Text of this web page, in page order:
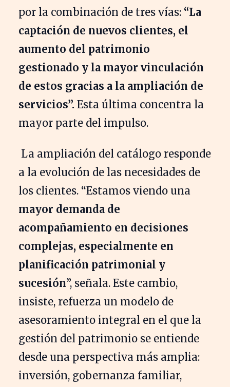
por la combinación de tres vías: “La
captación de nuevos clientes, el
aumento del patrimonio
gestionado y la mayor vinculación
de estos gracias a la ampliación de
servicios”. Esta última concentra la
mayor parte del impulso.
La ampliación del catálogo responde
a la evolución de las necesidades de
los clientes. “Estamos viendo una
mayor demanda de
acompañamiento en decisiones
complejas, especialmente en
planificación patrimonial y
sucesión”, señala. Este cambio,
insiste, refuerza un modelo de
asesoramiento integral en el que la
gestión del patrimonio se entiende
desde una perspectiva más amplia:
inversión, gobernanza familiar,